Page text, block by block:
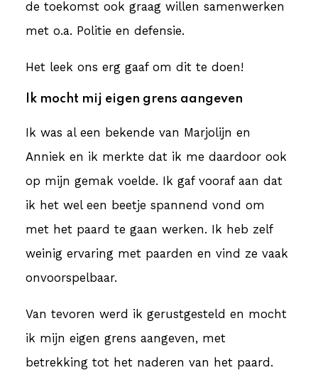
de toekomst ook graag willen samenwerken
met o.a. Politie en defensie.
Het leek ons erg gaaf om dit te doen!
Ik mocht mij eigen grens aangeven
Ik was al een bekende van Marjolijn en
Anniek en ik merkte dat ik me daardoor ook
op mijn gemak voelde. Ik gaf vooraf aan dat
ik het wel een beetje spannend vond om
met het paard te gaan werken. Ik heb zelf
weinig ervaring met paarden en vind ze vaak
onvoorspelbaar.
Van tevoren werd ik gerustgesteld en mocht
ik mijn eigen grens aangeven, met
betrekking tot het naderen van het paard.